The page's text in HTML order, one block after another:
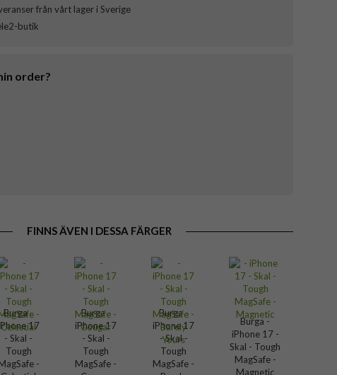
från vårt lager i Sverige
butik
order?
FINNS ÄVEN I DESSA FÄRGER
Burga -
17
- Skal -
Tough
-
Burga -
iPhone 17
- Skal -
Tough
MagSafe -
Burga -
iPhone 17
- Skal -
Tough
MagSafe -
Burga -
iPhone 17 -
Skal - Tough
MagSafe -
Magnetic